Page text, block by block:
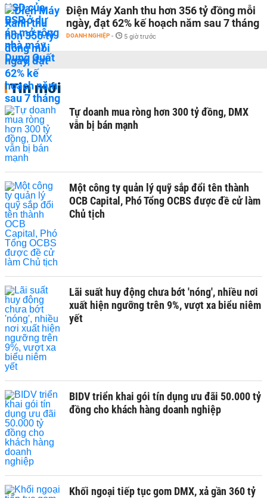
Điện Máy Xanh thu hơn 356 tỷ đồng mỗi
ngày, đạt 62% kế hoạch năm sau 7 tháng
DOANH NGHIỆP - 5 giờ trước
Tin mới
Tự doanh mua ròng hơn 300 tỷ đồng, DMX
vẫn bị bán mạnh
Một công ty quản lý quỹ sắp đổi tên thành
OCB Capital, Phó Tổng OCBS được đề cử làm
Chủ tịch
Lãi suất huy động chưa bớt 'nóng', nhiều nơi
xuất hiện ngưỡng trên 9%, vượt xa biểu niêm
yết
BIDV triển khai gói tín dụng ưu đãi 50.000 tỷ
đồng cho khách hàng doanh nghiệp
Khối ngoại tiếp tục gom DMX, xả gần 360 tỷ